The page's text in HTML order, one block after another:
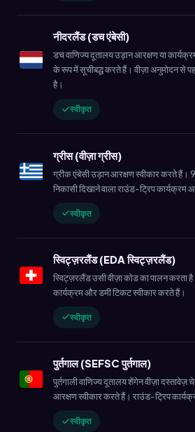
नीदरलैंड (डच एंबेसी)
डच वाणिज्य दूतालय उड़ान आरक्षण या
के रूप में सूचीबद्ध करते हैं। वीज़ा अनुमोदन से
है।
स्वीकृत
ग्रीस (वीज़ा ग्रीस)
ग्रीक एंबेसी उड़ान आरक्षण स्वीकार करते हैं।
निकासी दिखाने वाला राउंड-ट्रिप कार्यक्रम
स्वीकृत
स्विट्ज़रलैंड (EDA स्विट्ज़रलैंड)
स्विट्ज़रलैंड उसी वीज़ा कोड का पालन करता
कार्यक्रम और डमी टिकट स्वीकार करते हैं।
स्वीकृत
पुर्तगाल (SEFSC पुर्तगाल)
पुर्तगाली वाणिज्य दूतालय शेंगेन वीज़ा
आरक्षण स्वीकार करते हैं। राउंड-ट्रिप
स्वीकृत